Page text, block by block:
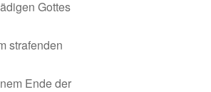
Gottes
strafenden
Ende der